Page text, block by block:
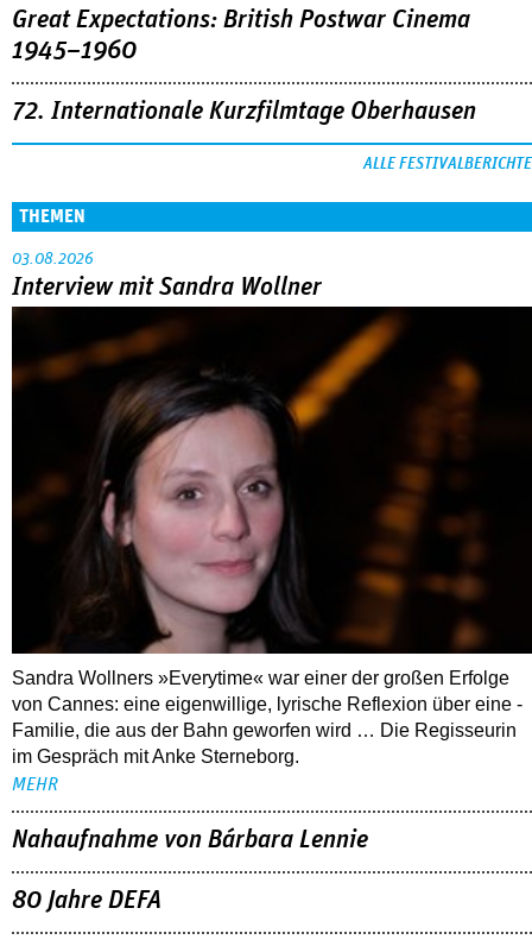
Great Expectations: British Postwar Cinema
1945–1960
72. Internationale Kurzfilmtage Oberhausen
ALLE FESTIVALBERICHTE
THEMEN
03.08.2026
Interview mit Sandra Wollner
Sandra Wollners »Everytime« war einer der großen Erfolge
von Cannes: eine eigenwillige, lyrische Reflexion über eine ­
Familie, die aus der Bahn geworfen wird … Die Regisseurin
im Gespräch mit Anke Sterneborg.
MEHR
Nahaufnahme von Bárbara Lennie
80 Jahre DEFA